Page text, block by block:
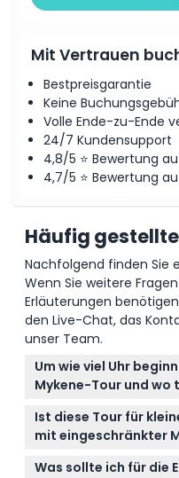
Mit Vertrauen
Bestpreisgarantie
Keine
Volle Ende-zu-Ende
24/7 Kundensupport
4,8/5 ⭐ Bewertung
4,7/5 ⭐ Bewertung
Häufig
Nachfolgend finden Sie
Wenn Sie weitere
Erläuterungen
den Live-Chat, das
unser Team.
Um wie viel Uhr
Mykene-Tour und wo
Die ganztägige Tour
im Büro von KeyTours
Buchung auf dieser
Ist diese Tour für
mit eingeschränkter
Kinder unter 4 Jahren
Was sollte ich für die